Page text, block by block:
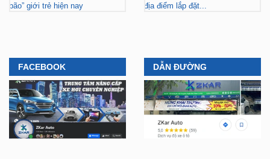
bão” giới trẻ hiện nay
địa điểm lắp đặt...
FACEBOOK DẪN ĐƯỜNG